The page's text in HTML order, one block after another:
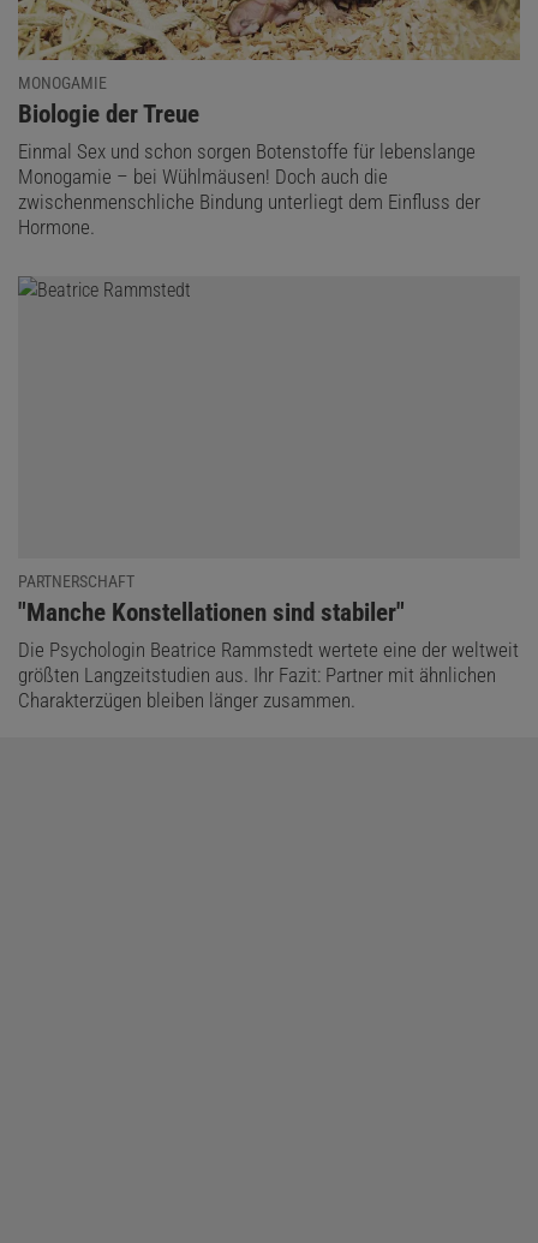
MONOGAMIE
:
Biologie der Treue
Einmal Sex und schon sorgen Botenstoffe für lebenslange
Monogamie – bei Wühlmäusen! Doch auch die
zwischenmenschliche Bindung unterliegt dem Einfluss der
Hormone.
PARTNERSCHAFT
:
"Manche Konstellationen sind stabiler"
Die Psychologin Beatrice Rammstedt wertete eine der weltweit
größten Langzeitstudien aus. Ihr Fazit: Partner mit ähnlichen
Charakterzügen bleiben länger zusammen.